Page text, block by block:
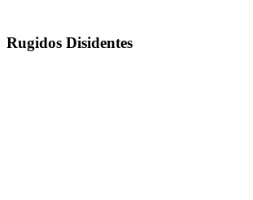
Rugidos Disidentes